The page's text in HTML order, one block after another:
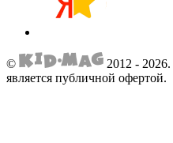
© 2012 - 2026.
является публичной офертой.